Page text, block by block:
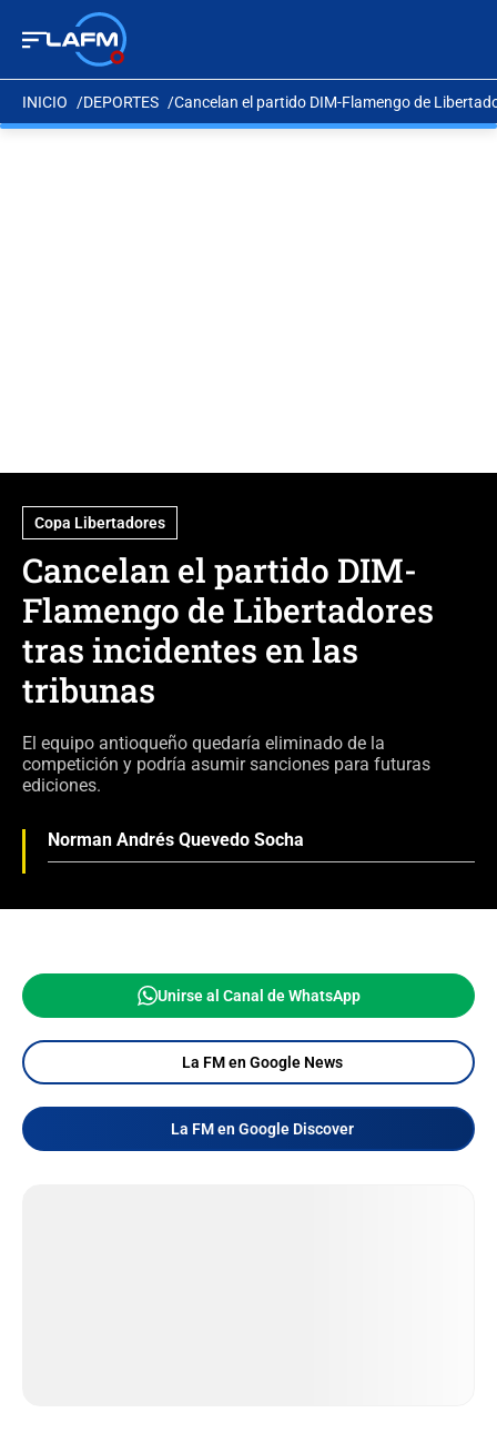
INICIO DEPORTES Cancelan el partido DIM-Flamengo de
Copa Libertadores
Cancelan el partido DIM-
Flamengo de Libertadores
tras incidentes en las
tribunas
El equipo antioqueño quedaría eliminado de la
competición y podría asumir sanciones para futuras
ediciones.
Norman Andrés Quevedo Socha
Unirse al Canal de WhatsApp
La FM en Google News
La FM en Google Discover